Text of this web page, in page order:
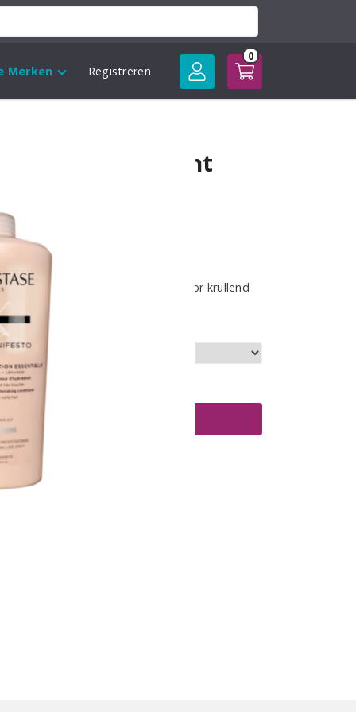
Merken Registreren
0
Manifesto Fondant
hydratation is een conditioner voor krullend
Toevoegen aan winkelwagen